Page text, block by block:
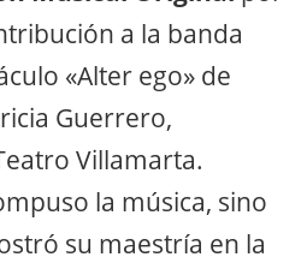
a la banda
«Alter ego» de
Guerrero,
Villamarta.
la música, sino
su maestría en la